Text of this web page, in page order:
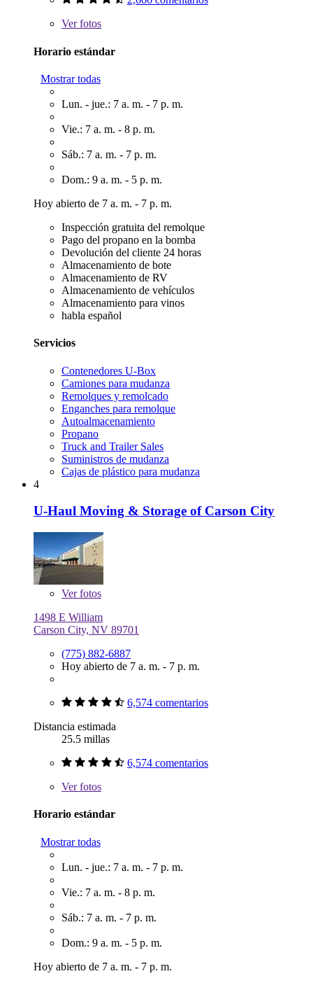
Verfotos
Horario estándar
Mostrar todas
Lun. - jue.: 7 a. m. - 7 p. m.
Vie.: 7 a. m. - 8 p. m.
Sáb.: 7 a. m. - 7 p. m.
Dom.: 9 a. m. - 5 p. m.
Hoy abierto de 7 a. m. - 7 p. m.
Inspección gratuita del remolque
Pago del propano en la bomba
Devolución del cliente 24 horas
Almacenamiento de bote
Almacenamiento de RV
Almacenamiento de vehículos
Almacenamiento para vinos
habla español
Servicios
Contenedores U-Box
Camiones para mudanza
Remolques y remolcado
Enganches para remolque
Autoalmacenamiento
Propano
Truck and Trailer Sales
Suministros de mudanza
Cajas de plástico para mudanza
4
U-Haul Moving & Storage of Carson City
Verfotos
1498 E William
Carson City, NV 89701
(775) 882-6887
Hoy abierto de 7 a. m. - 7 p. m.
6,574 comentarios
Distancia estimada
25.5 millas
6,574 comentarios
Verfotos
Horario estándar
Mostrar todas
Lun. - jue.: 7 a. m. - 7 p. m.
Vie.: 7 a. m. - 8 p. m.
Sáb.: 7 a. m. - 7 p. m.
Dom.: 9 a. m. - 5 p. m.
Hoy abierto de 7 a. m. - 7 p. m.